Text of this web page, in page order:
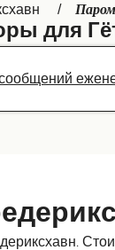
Паром
для